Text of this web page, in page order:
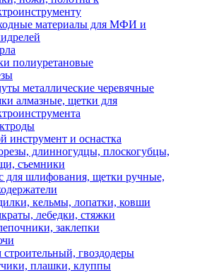
материалы для МФИ и
полиуретановые
металлические черевячные
алмазные, щетки для
инструмент и оснастка
длинногудцы, плоскогубцы,
съемники
для шлифования, щетки ручные,
кельмы, лопатки, ковши
лебедки, стяжки
заклепки
гвоздодеры
плашки, клуппы